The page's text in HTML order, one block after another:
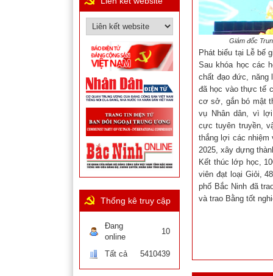
Giám đốc
Phát biểu tại Lễ bế
Sau khóa học các
chất đạo đức, năng
đã học vào thực tế
cơ sở, gắn bó mật
vụ Nhân dân, vì
cực tuyên truyền,
thắng lợi các nhiệm
2025, xây dựng
Kết thúc lớp học,
viên đạt loại Giỏi,
phố Bắc Ninh đã
và trao Bằng tốt
Thống kê truy cập
Đang
online
10
Tất cả 5410439